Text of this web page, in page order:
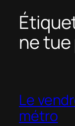
ne tue
Le
métro